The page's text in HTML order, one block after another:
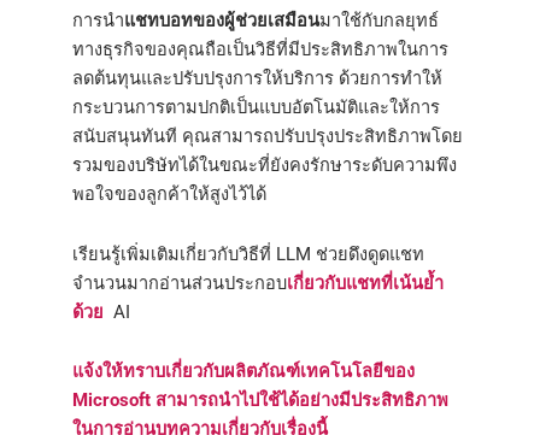
การนำแชทบอทของผู้ช่วยเสมือนมาใช้กับกลยุทธ์
ทางธุรกิจของคุณถือเป็นวิธีที่มีประสิทธิภาพในการ
ลดต้นทุนและปรับปรุงการให้บริการ ด้วยการทำให้
กระบวนการตามปกติเป็นแบบอัตโนมัติและให้การ
สนับสนุนทันที คุณสามารถปรับปรุงประสิทธิภาพโดย
รวมของบริษัทได้ในขณะที่ยังคงรักษาระดับความพึง
พอใจของลูกค้าให้สูงไว้ได้
เรียนรู้เพิ่มเติมเกี่ยวกับวิธีที่ LLM ช่วยดึงดูดแชท
จำนวนมากอ่านส่วนประกอบเกี่ยวกับแชทที่เน้นย้ำ
ด้วย AI
แจ้งให้ทราบเกี่ยวกับผลิตภัณฑ์เทคโนโลยีของ
Microsoft สามารถนำไปใช้ได้อย่างมีประสิทธิภาพ
ในการอ่านบทความเกี่ยวกับเรื่องนี้